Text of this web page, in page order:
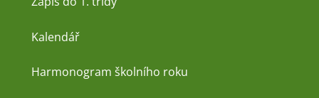
Kalendář
Harmonogram školního roku